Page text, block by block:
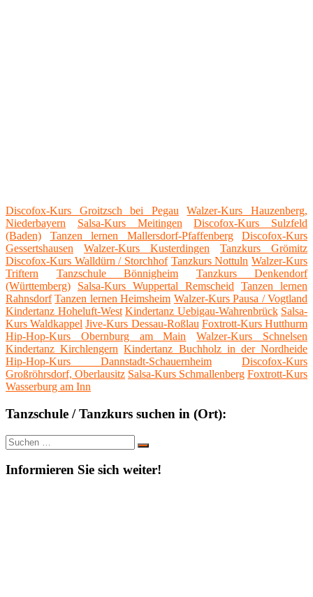
Discofox-Kurs Groitzsch bei Pegau
Walzer-Kurs Hauzenberg,
Niederbayern
Salsa-Kurs Meitingen
Discofox-Kurs Sulzfeld
(Baden)
Tanzen lernen Mallersdorf-Pfaffenberg
Discofox-Kurs
Gessertshausen
Walzer-Kurs Kusterdingen
Tanzkurs Grömitz
Discofox-Kurs Walldürn / Storchhof Tanzkurs Nottuln Walzer-Kurs
Triftern
Tanzschule Bönnigheim
Tanzkurs Denkendorf
(Württemberg)
Salsa-Kurs Wuppertal Remscheid
Tanzen lernen
Rahnsdorf Tanzen lernen Heimsheim Walzer-Kurs Pausa / Vogtland
Kindertanz Hoheluft-West Kindertanz Uebigau-Wahrenbrück Salsa-
Kurs Waldkappel Jive-Kurs Dessau-Roßlau Foxtrott-Kurs Hutthurm
Hip-Hop-Kurs Obernburg am Main
Walzer-Kurs Schnelsen
Kindertanz Kirchlengern Kindertanz Buchholz in der Nordheide
Hip-Hop-Kurs Dannstadt-Schauernheim
Discofox-Kurs
Großröhrsdorf, Oberlausitz Salsa-Kurs Schmallenberg Foxtrott-Kurs
Wasserburg am Inn
Tanzschule / Tanzkurs suchen in (Ort):
Suche
nach:
Suchen
Informieren Sie sich weiter!